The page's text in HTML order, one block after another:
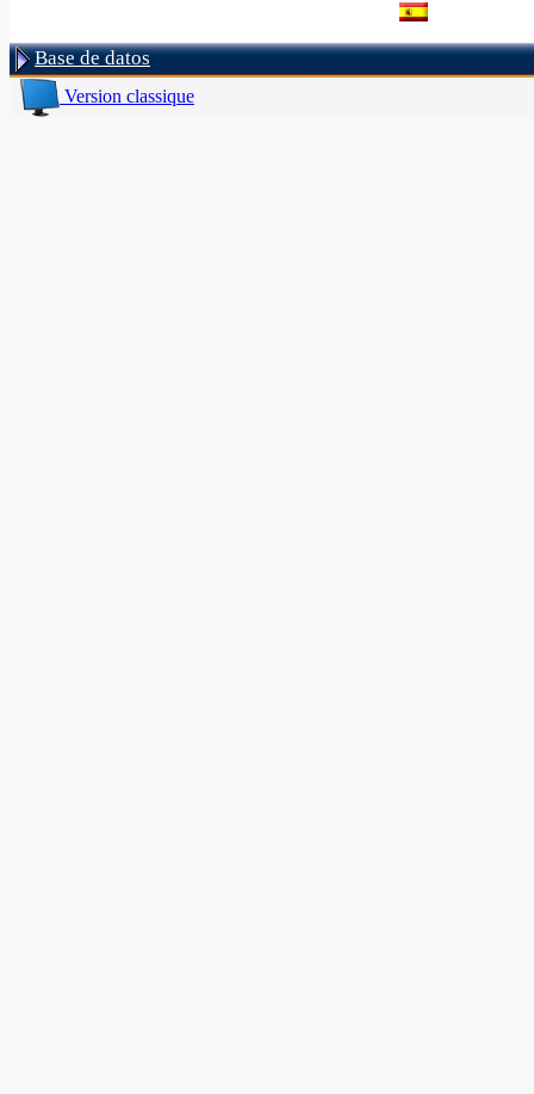
Base de datos
Version classique